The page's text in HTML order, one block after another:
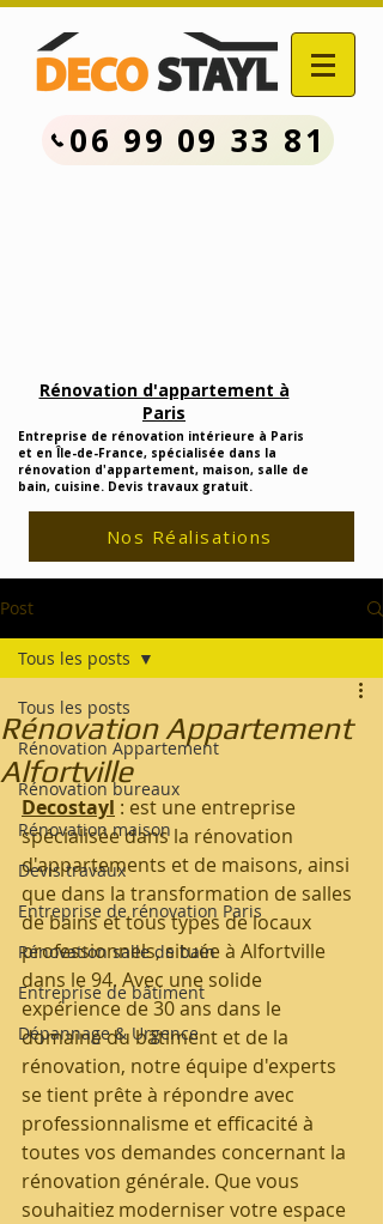
06 99 09 33 81
Rénovation d'appartement à
Paris
Entreprise de rénovation intérieure à Paris
et en Île-de-France, spécialisée dans la
rénovation d'appartement, maison, salle de
bain, cuisine. Devis travaux gratuit.
Nos Réalisations
Post
Tous les posts
Rénovation Appartement
Rénovation bureaux
Rénovation maison
Devis travaux
Entreprise de rénovation Paris
Rénovation salle de bain
Entreprise de bâtiment
Dépannage & Urgence
Tous les posts
Rénovation Appartement
Alfortville
Decostayl : est une entreprise
spécialisée dans la rénovation
d'appartements et de maisons, ainsi
que dans la transformation de salles
de bains et tous types de locaux
professionnels, située à Alfortville
dans le 94. Avec une solide
expérience de 30 ans dans le
domaine du bâtiment et de la
rénovation, notre équipe d'experts
se tient prête à répondre avec
professionnalisme et efficacité à
toutes vos demandes concernant la
rénovation générale. Que vous
souhaitiez moderniser votre espace